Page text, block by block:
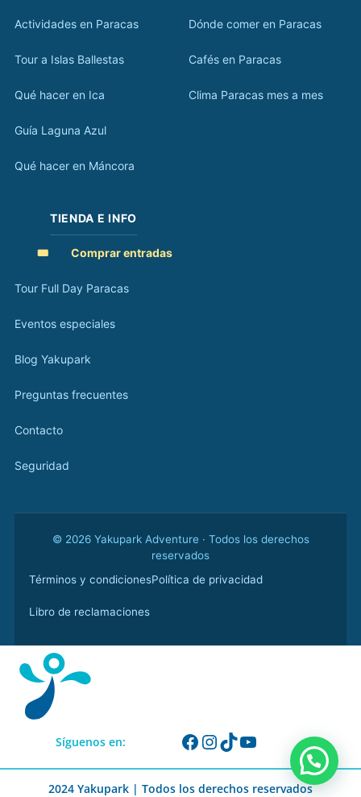
Actividades en Paracas
Tour a Islas Ballestas
Qué hacer en Ica
Guía Laguna Azul
Qué hacer en Máncora
Dónde comer en Paracas
Cafés en Paracas
Clima Paracas mes a mes
TIENDA E INFO
🎟️ Comprar entradas
Tour Full Day Paracas
Eventos especiales
Blog Yakupark
Preguntas frecuentes
Contacto
Seguridad
© 2026 Yakupark Adventure · Todos los derechos
reservados
Términos y condicionesPolítica de privacidad
Libro de reclamaciones
Síguenos en:
2024 Yakupark | Todos los derechos reservados